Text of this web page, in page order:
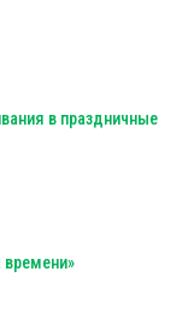
в праздничные